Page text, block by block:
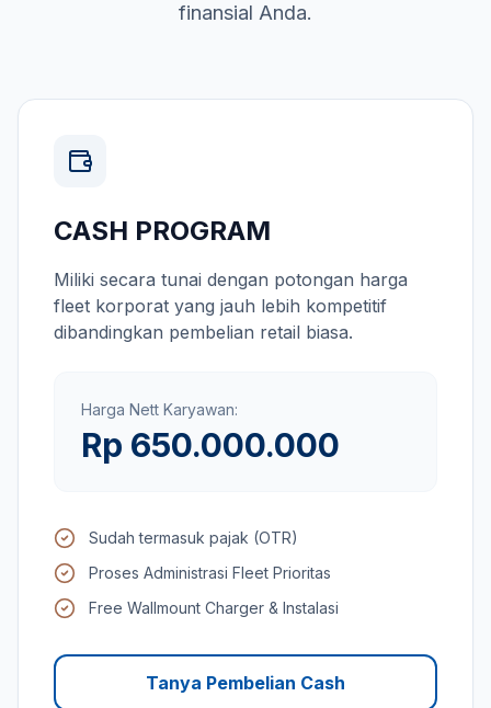
finansial Anda.
CASH PROGRAM
Miliki secara tunai dengan potongan harga
fleet korporat yang jauh lebih kompetitif
dibandingkan pembelian retail biasa.
Harga Nett Karyawan:
Rp 650.000.000
Sudah termasuk pajak (OTR)
Proses Administrasi Fleet Prioritas
Free Wallmount Charger & Instalasi
Tanya Pembelian Cash